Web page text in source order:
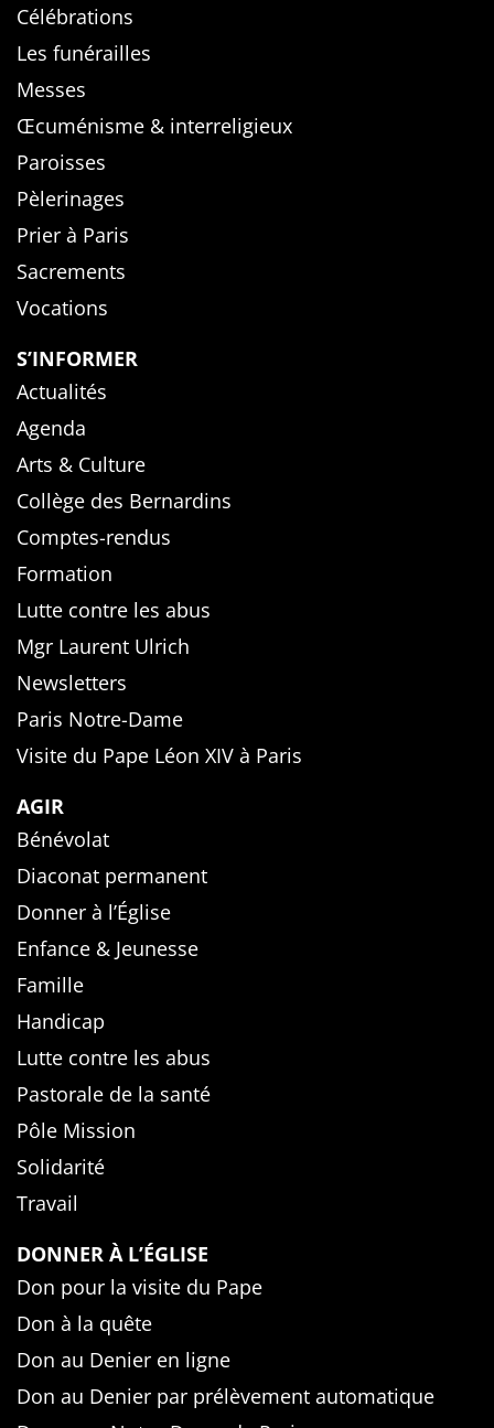
Célébrations
Les funérailles
Messes
Œcuménisme & interreligieux
Paroisses
Pèlerinages
Prier à Paris
Sacrements
Vocations
S’INFORMER
Actualités
Agenda
Arts & Culture
Collège des Bernardins
Comptes-rendus
Formation
Lutte contre les abus
Mgr Laurent Ulrich
Newsletters
Paris Notre-Dame
Visite du Pape Léon XIV à Paris
AGIR
Bénévolat
Diaconat permanent
Donner à l’Église
Enfance & Jeunesse
Famille
Handicap
Lutte contre les abus
Pastorale de la santé
Pôle Mission
Solidarité
Travail
DONNER À L’ÉGLISE
Don pour la visite du Pape
Don à la quête
Don au Denier en ligne
Don au Denier par prélèvement automatique